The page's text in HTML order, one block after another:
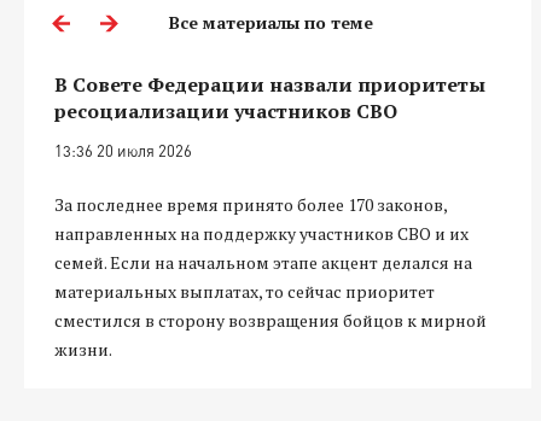
Все материалы по теме
В Совете Федерации назвали приоритеты
ресоциализации участников СВО
13:36 20 июля 2026
За последнее время принято более 170 законов,
направленных на поддержку участников СВО и их
семей. Если на начальном этапе акцент делался на
материальных выплатах, то сейчас приоритет
сместился в сторону возвращения бойцов к мирной
жизни.